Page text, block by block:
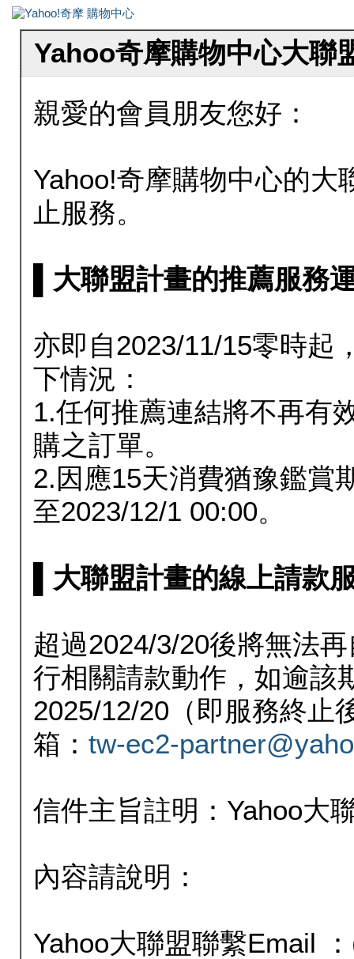
Yahoo奇摩購物中心大聯
親愛的會員朋友您好：
Yahoo!奇摩購物中心的大
止服務。
▌大聯盟計畫的推薦服務
亦即自2023/11/15零時起
下情況：
1.任何推薦連結將不再有
購之訂單。
2.因應15天消費猶豫鑑賞
至2023/12/1 00:00。
▌大聯盟計畫的線上請款
超過2024/3/20後將無法
行相關請款動作，如逾該
2025/12/20（即服務終止
箱： tw-ec2-
信件主旨註明：Yahoo大
內容請說明：
Yahoo大聯盟聯繫Email